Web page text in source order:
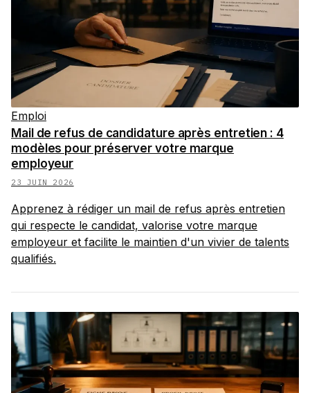
Emploi
Mail de refus de candidature après entretien : 4
modèles pour préserver votre marque
employeur
23 JUIN 2026
Apprenez à rédiger un mail de refus après entretien
qui respecte le candidat, valorise votre marque
employeur et facilite le maintien d'un vivier de talents
qualifiés.